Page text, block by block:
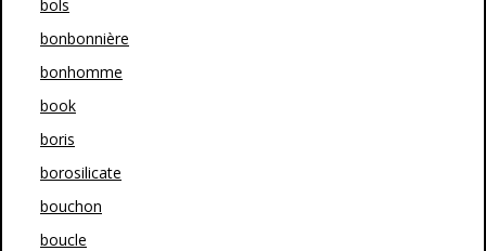
bols
bonbonnière
bonhomme
book
boris
borosilicate
bouchon
boucle